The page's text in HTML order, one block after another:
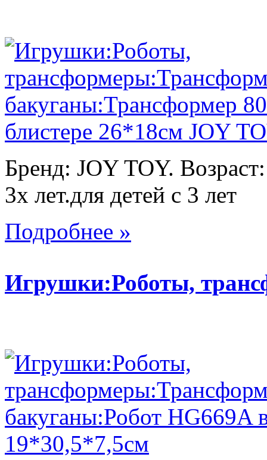
Бренд: JOY TOY.
3х лет.для детей с 3 лет
Подробнее »
Игрушки:Роботы,